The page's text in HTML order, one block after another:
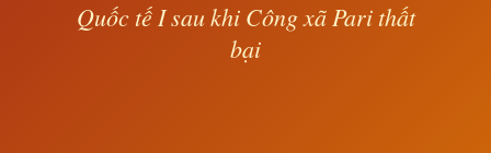
Quốc tế I sau khi Công xã Pari thất
bại